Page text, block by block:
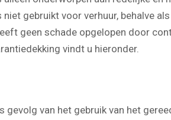
niet gebruikt voor verhuur, behalve
geen schade opgelopen door
vindt u hieronder.
gevolg van het gebruik van het